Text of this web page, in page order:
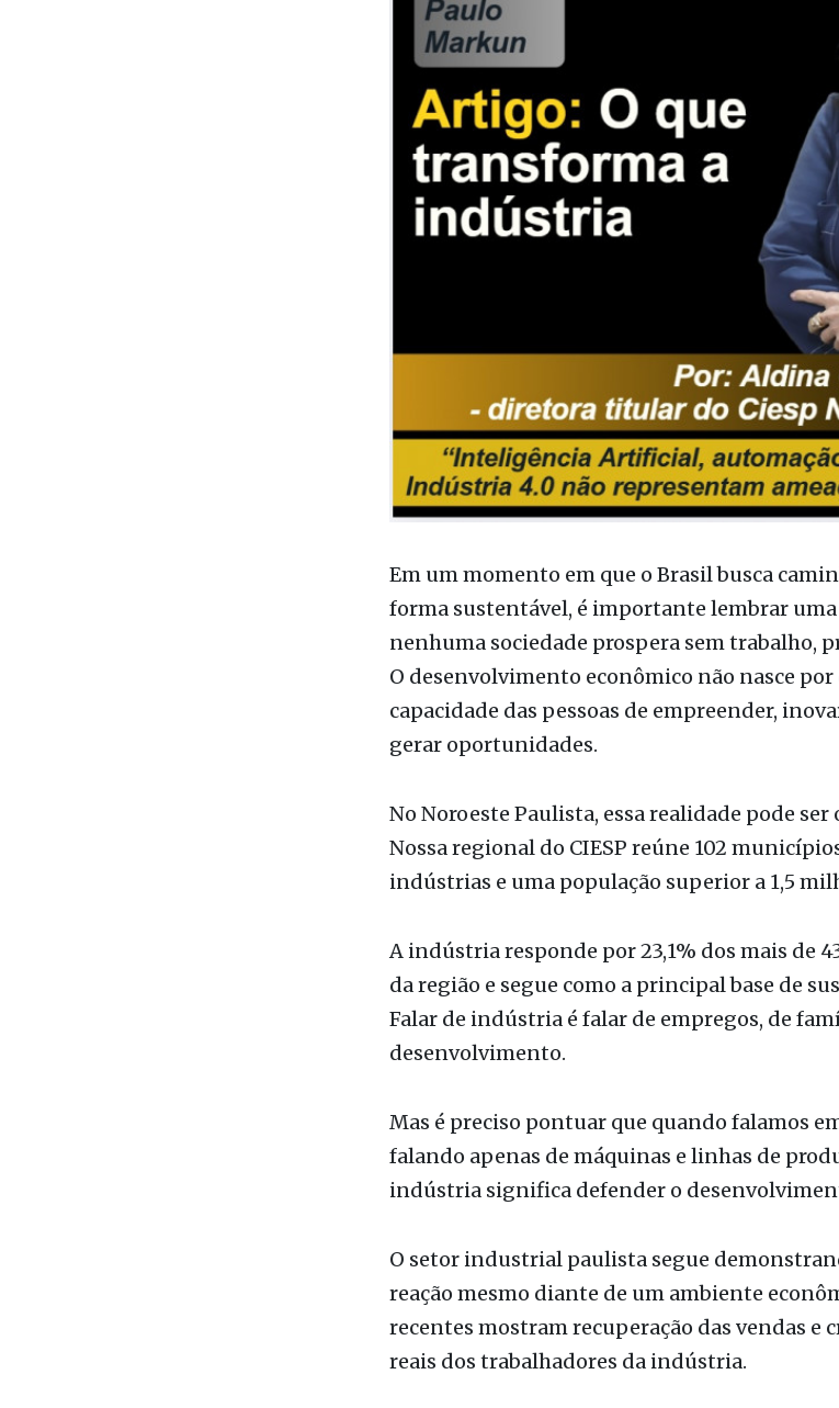
Em um momento em que o Brasil busca
nenhuma sociedade prospera sem trabalho,
O desenvolvimento econômico não nasce por
capacidade das pessoas de empreender,
gerar oportunidades.
No Noroeste Paulista, essa realidade pode ser
indústrias e uma população superior a 1,5
A indústria responde por 23,1% dos mais de
Falar de indústria é falar de empregos, de
desenvolvimento.
Mas é preciso pontuar que quando falamos
indústria significa defender o
O setor industrial paulista segue
recentes mostram recuperação das vendas e
reais dos trabalhadores da indústria.
Esses resultados comprovam que, quando há